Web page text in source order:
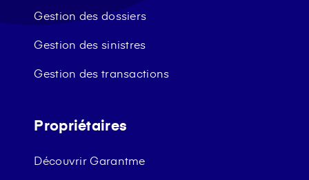
Gestion des dossiers
Gestion des sinistres
Gestion des transactions
Propriétaires
Découvrir Garantme